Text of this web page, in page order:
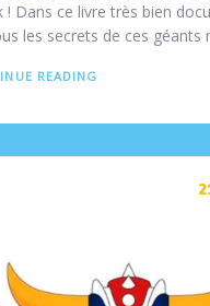
! Dans ce livre très bien
les secrets de ces géants
READING